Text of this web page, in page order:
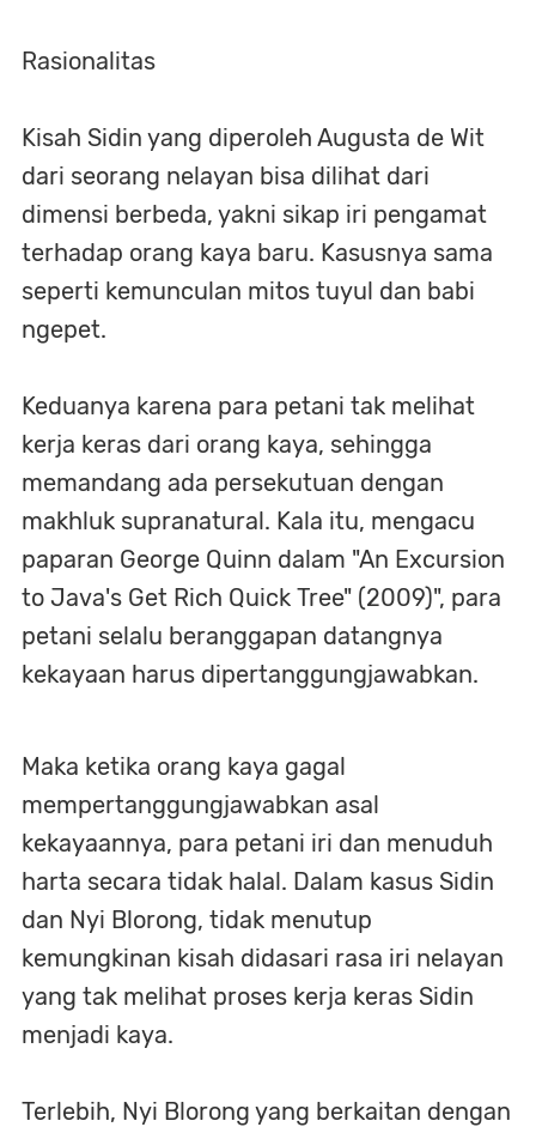
Rasionalitas
Kisah Sidin yang diperoleh Augusta de Wit
dari seorang nelayan bisa dilihat dari
dimensi berbeda, yakni sikap iri pengamat
terhadap orang kaya baru. Kasusnya sama
seperti kemunculan mitos tuyul dan babi
ngepet.
Keduanya karena para petani tak melihat
kerja keras dari orang kaya, sehingga
memandang ada persekutuan dengan
makhluk supranatural. Kala itu, mengacu
paparan George Quinn dalam "An Excursion
to Java's Get Rich Quick Tree" (2009)", para
petani selalu beranggapan datangnya
kekayaan harus dipertanggungjawabkan.
Maka ketika orang kaya gagal
mempertanggungjawabkan asal
kekayaannya, para petani iri dan menuduh
harta secara tidak halal. Dalam kasus Sidin
dan Nyi Blorong, tidak menutup
kemungkinan kisah didasari rasa iri nelayan
yang tak melihat proses kerja keras Sidin
menjadi kaya.
Terlebih, Nyi Blorong yang berkaitan dengan